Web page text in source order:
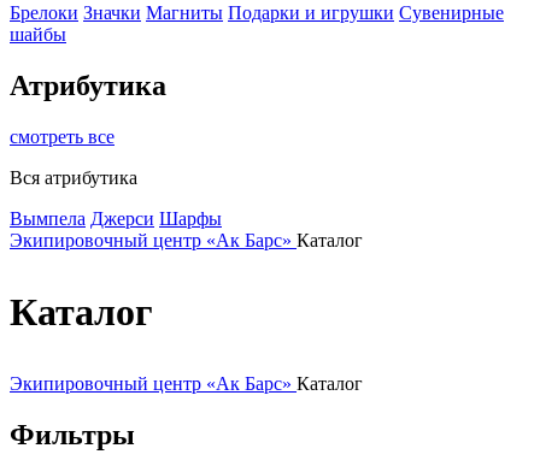
Брелоки Значки Магниты Подарки и игрушки Сувенирные
шайбы
Атрибутика
смотреть все
Вся атрибутика
Вымпела Джерси Шарфы
Экипировочный центр «Ак Барс» Каталог
Каталог
Экипировочный центр «Ак Барс» Каталог
Фильтры